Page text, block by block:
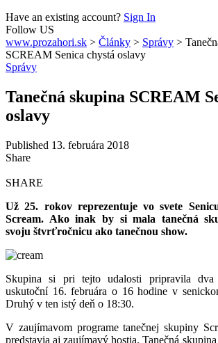
Have an existing account? Sign In
Follow US
www.prozahori.sk > Články > Správy >
SCREAM Senica chystá oslavy
Správy
Tanečná skupina SCREAM
oslavy
Published 13. februára 2018
Share
SHARE
Už 25. rokov reprezentuje vo svete
Scream. Ako inak by si mala tanečná
svoju štvrťročnicu ako tanečnou show.
Skupina si pri tejto udalosti pripravila dva
uskutoční 16. februára o 16 hodine v
Druhý v ten istý deň o 18:30.
V zaujímavom programe tanečnej skupiny
predstavia aj zaujímavý hostia. Tanečná